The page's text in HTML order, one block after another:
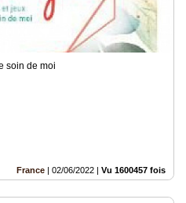
soin de moi
France | 02/06/2022 | Vu 1600457 fois